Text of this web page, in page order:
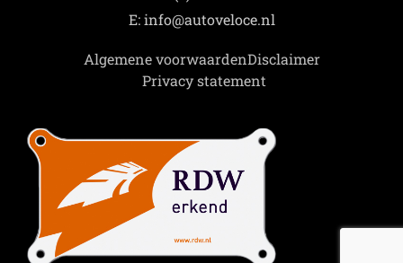
E: info@autoveloce.nl
Algemene voorwaardenDisclaimer
Privacy statement